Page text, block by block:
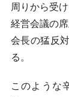
周りから受
経営会議の
会長の猛反
る。
このような